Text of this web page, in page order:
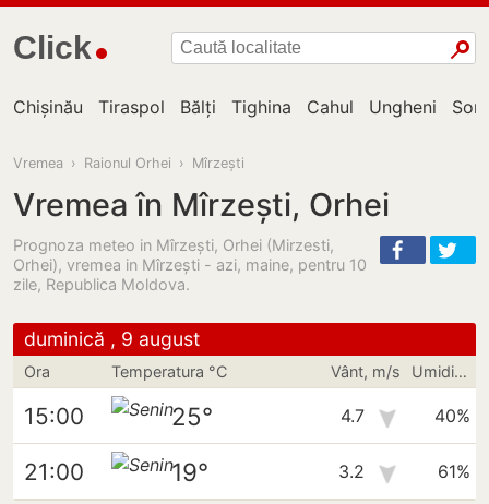
Click
Chișinău Tiraspol Bălți Tighina Cahul Ungheni
Vremea › Raionul Orhei › Mîrzești
Vremea în Mîrzești, Orhei
Prognoza meteo in Mîrzești, Orhei (Mirzesti,
Orhei), vremea in Mîrzeşti - azi, maine, pentru 10
zile, Republica Moldova.
duminică , 9 august
Ora Temperatura °C Vânt, m/s Umiditate
15:00 25° 4.7 40%
21:00 19° 3.2 61%